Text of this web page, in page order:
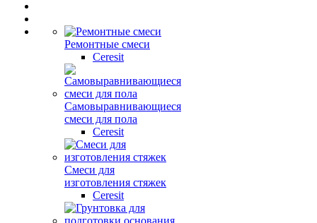
Ремонтные смеси
Ceresit
Самовыравнивающиеся
смеси для пола
Ceresit
Смеси для
изготовления стяжек
Ceresit